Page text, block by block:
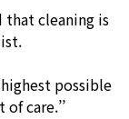
that cleaning is
possible
care.’’